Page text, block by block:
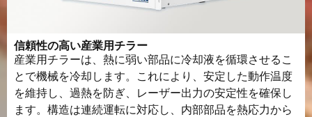
信頼性の高い産業用チラー
産業用チラーは、熱に弱い部品に冷却液を循環させるこ
とで機械を冷却します。これにより、安定した動作温度
を維持し、過熱を防ぎ、レーザー出力の安定性を確保し
ます。構造は連続運転に対応し、内部部品を熱応力から